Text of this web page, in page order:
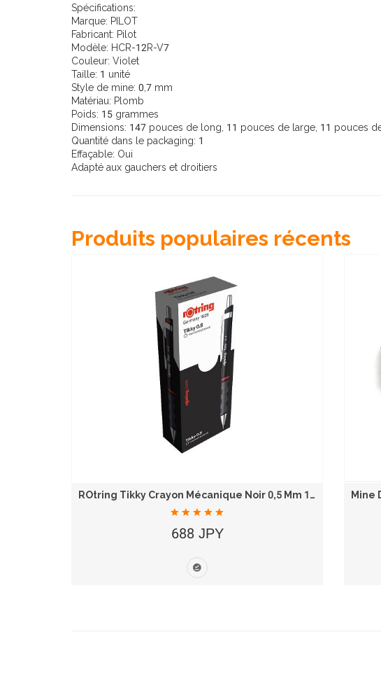
Spécifications:
Marque: PILOT
Fabricant: Pilot
Modèle: HCR-12R-V7
Couleur: Violet
Taille: 1 unité
Style de mine: 0,7 mm
Matériau: Plomb
Poids: 15 grammes
Dimensions: 147 pouces de long, 11 pouces de large, 11 pouces
Quantité dans le packaging: 1
Effaçable: Oui
Adapté aux gauchers et droitiers
Produits populaires récents
ROtring Tikky Crayon Mécanique Noir 0,5 Mm 1904700
688 JPY